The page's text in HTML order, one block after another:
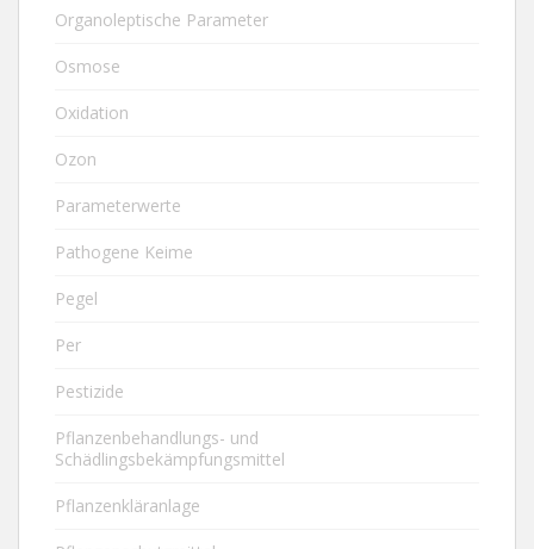
Organoleptische Parameter
Osmose
Oxidation
Ozon
Parameterwerte
Pathogene Keime
Pegel
Per
Pestizide
Pflanzenbehandlungs- und
Schädlingsbekämpfungsmittel
Pflanzenkläranlage